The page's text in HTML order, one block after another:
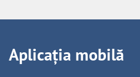
Aplicația mobilă